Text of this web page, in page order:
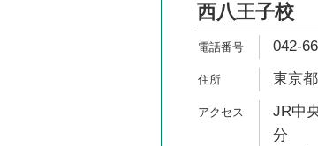
西八王子校
042-
東京
JR中
分